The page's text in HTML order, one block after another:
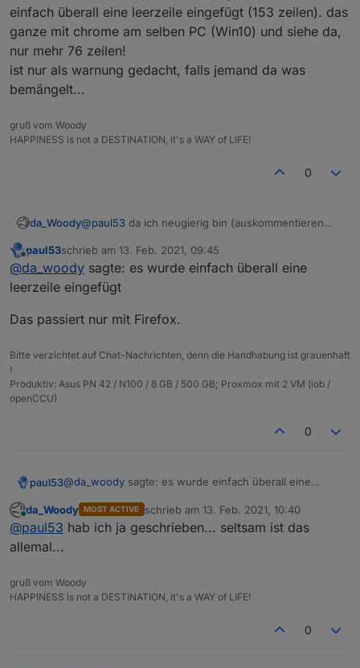
einfach überall eine leerzeile eingefügt (153 zeilen). das
ganze mit chrome am selben PC (Win10) und siehe da,
nur mehr 76 zeilen!
ist nur als warnung gedacht, falls jemand da was
bemängelt...
gruß vom Woody
HAPPINESS is not a DESTINATION, it's a WAY of LIFE!
0
da_Woody@paul53 da ich neugierig bin (auskommentieren
und neu unter scripte eingefügt (firefox). daraufhin
haben die zeilen zahlen überhaupt nicht mehr
gestimmt. es wurde einfach überall eine leerzeile
eingefügt (153 zeilen). das ganze mit chrome am
selben PC (Win10) und siehe da, nur mehr 76
bemängelt...
Offline
paul53schrieb am 13. Feb. 2021, 09:45
zuletzt editiert von
@da_woody sagte: es wurde einfach überall eine
leerzeile eingefügt
Das passiert nur mit Firefox.
Bitte verzichtet auf Chat-Nachrichten, denn die Handhabung ist grauenhaft
!
Produktiv: Asus PN 42 / N100 / 8 GB / 500 GB; Proxmox mit 2 VM (iob /
openCCU)
0
paul53@da_woody sagte: es wurde einfach überall eine
Das passiert nur mit Firefox.
Online
da_Woody MOST ACTIVE schrieb am 13. Feb. 2021, 10:40
zuletzt editiert von
@paul53 hab ich ja geschrieben... seltsam ist das
allemal...
gruß vom Woody
HAPPINESS is not a DESTINATION, it's a WAY of LIFE!
0